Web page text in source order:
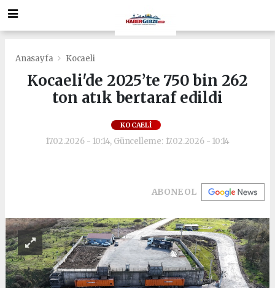
Anasayfa Kocaeli
Kocaeli'de 2025’te 750 bin 262
ton atık bertaraf edildi
KOCAELI
17.02.2026 - 10:14, Güncelleme: 17.02.2026 - 10:14
ABONE OL